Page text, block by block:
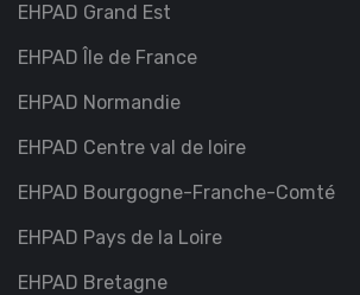
EHPAD Grand Est
EHPAD Île de France
EHPAD Normandie
EHPAD Centre val de loire
EHPAD Bourgogne-Franche-Comté
EHPAD Pays de la Loire
EHPAD Bretagne